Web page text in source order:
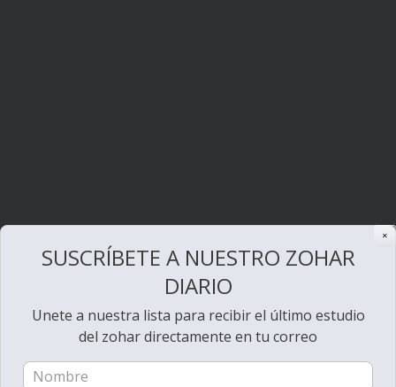
Bienvenido al Zohar
✕
SUSCRÍBETE A NUESTRO ZOHAR
DIARIO
Unete a nuestra lista para recibir el último estudio
del zohar directamente en tu correo